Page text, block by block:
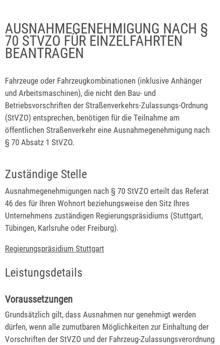
AUSNAHMEGENEHMIGUNG NACH §
70 STVZO FÜR EINZELFAHRTEN
BEANTRAGEN
Fahrzeuge oder Fahrzeugkombinationen (inklusive Anhänger
und Arbeitsmaschinen), die nicht den Bau- und
Betriebsvorschriften der Straßenverkehrs-Zulassungs-Ordnung
(StVZO) entsprechen, benötigen für die Teilnahme am
öffentlichen Straßenverkehr eine Ausnahmegenehmigung nach
§ 70 Absatz 1 StVZO.
Zuständige Stelle
Ausnahmegenehmigungen nach § 70 StVZO erteilt das Referat
46 des für Ihren Wohnort beziehungsweise den Sitz Ihres
Unternehmens zuständigen Regierungspräsidiums (Stuttgart,
Tübingen, Karlsruhe oder Freiburg).
Regierungspräsidium Stuttgart
Leistungsdetails
Voraussetzungen
Grundsätzlich gilt, dass Ausnahmen nur genehmigt werden
dürfen, wenn alle zumutbaren Möglichkeiten zur Einhaltung der
Vorschriften der StVZO und der Fahrzeug-Zulassungsverordnung